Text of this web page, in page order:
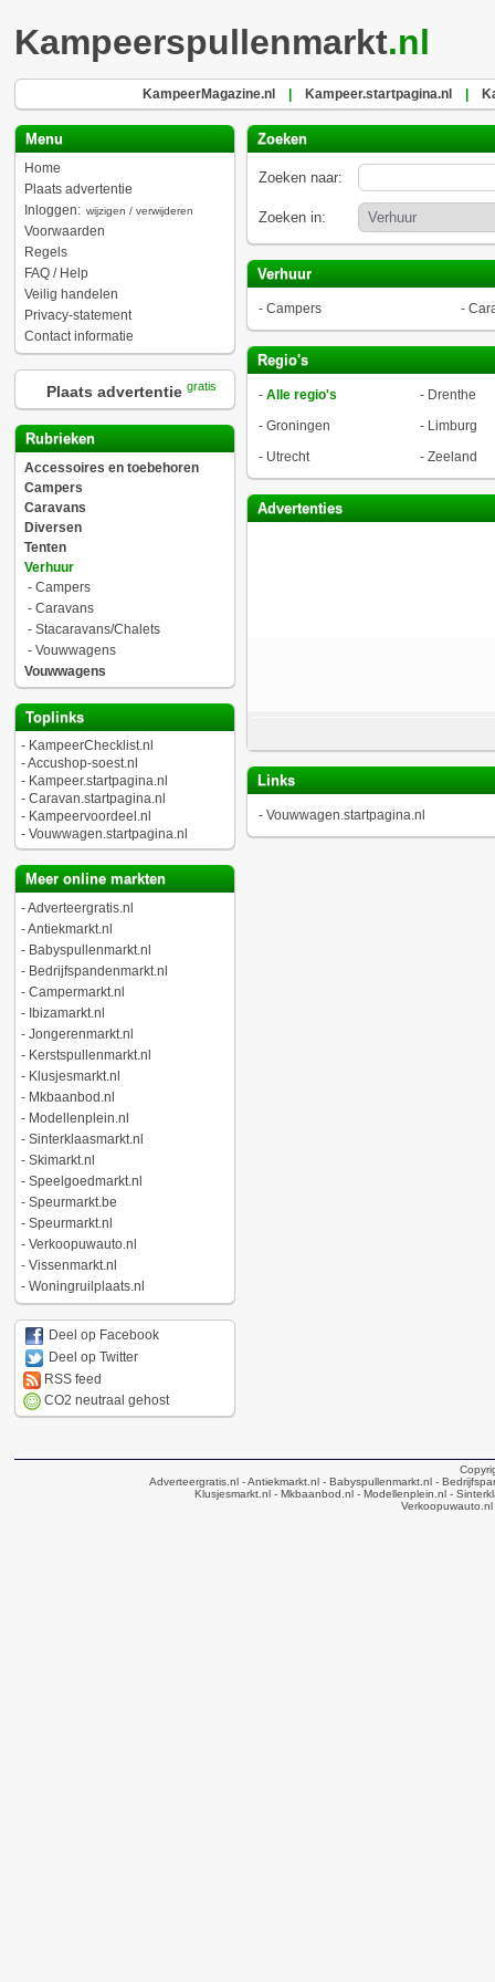
Kampeerspullenmarkt.nl
KampeerMagazine.nl Kampeer.startpagina.nl
Menu
Home
Plaats advertentie
Inloggen: wijzigen / verwijderen
Voorwaarden
Regels
FAQ / Help
Veilig handelen
Privacy-statement
Contact informatie
Plaats advertentie gratis
Rubrieken
Accessoires en toebehoren
Campers
Caravans
Diversen
Tenten
Verhuur
- Campers
- Caravans
- Stacaravans/Chalets
- Vouwwagens
Vouwwagens
Toplinks
- KampeerChecklist.nl
-Accushop-soest.nl
- Kampeer.startpagina.nl
- Caravan.startpagina.nl
- Kampeervoordeel.nl
- Vouwwagen.startpagina.nl
Meer online markten
-Adverteergratis.nl
-Antiekmarkt.nl
- Babyspullenmarkt.nl
- Bedrijfspandenmarkt.nl
- Campermarkt.nl
- Ibizamarkt.nl
- Jongerenmarkt.nl
- Kerstspullenmarkt.nl
- Klusjesmarkt.nl
- Mkbaanbod.nl
- Modellenplein.nl
- Sinterklaasmarkt.nl
- Skimarkt.nl
- Speelgoedmarkt.nl
- Speurmarkt.be
- Speurmarkt.nl
- Verkoopuwauto.nl
- Vissenmarkt.nl
- Woningruilplaats.nl
Deel op Facebook
Deel op Twitter
RSS feed
CO2 neutraal gehost
Zoeken
Zoeken naar:
Zoeken in:
Verhuur
- Campers -
Regio's
- Alle regio's - Drenthe
- Groningen - Limburg
- Utrecht - Zeeland
Advertenties
Links
- Vouwwagen.startpagina.nl
Adverteergratis.nl - Antiekmarkt.nl - Babyspullenmarkt.nl -
Klusjesmarkt.nl- Mkbaanbod.nl- Modellenplein.nl-
Verkoopuwauto.nl